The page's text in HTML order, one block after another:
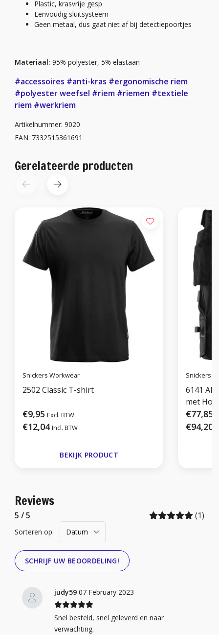
Plastic, krasvrije gesp
Eenvoudig sluitsysteem
Geen metaal, dus gaat niet af bij detectiepoortjes
Materiaal: 95% polyester, 5% elastaan
#accessoires #anti-kras #ergonomische riem
#polyester weefsel #riem #riemen #textiele
riem #werkriem
Artikelnummer: 9020
EAN: 7332515361691
Gerelateerde producten
Snickers Workwear
2502 Classic T-shirt
€9,95 Excl. BTW
€12,04 Incl. BTW
BEKIJK PRODUCT
Snickers
6141
met
€77,85
€94,20
Reviews
5 / 5 (1)
Sorteren op:
SCHRIJF UW BEOORDELING!
judy59 07 February 2023
Snel besteld, snel geleverd en naar
verwachting.